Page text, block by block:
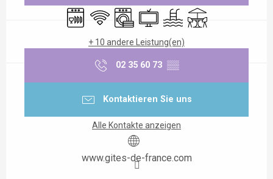
Geschirrspülmaschine
Wi-Fi Waschmaschine
FernsehenSchwimmbad
Terrasse
+ 10 andere Leistung(en)
02 35 60 73 ▒▒
Kontaktieren Sie uns
Alle Kontakte anzeigen
www.gites-de-france.com